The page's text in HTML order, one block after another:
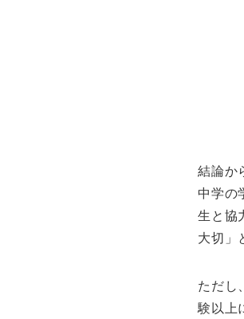
結論か
中学の
生と協
大切」
ただし
験以上